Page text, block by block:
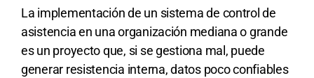
La implementación de un sistema de control de
asistencia en una organización mediana o grande
es un proyecto que, si se gestiona mal, puede
generar resistencia interna, datos poco confiables